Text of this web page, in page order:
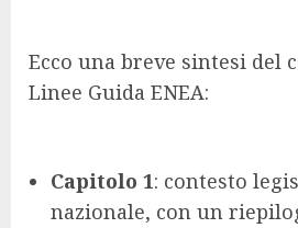
Ecco una breve sintesi del
Linee Guida ENEA:
Capitolo 1: contesto
nazionale, con un